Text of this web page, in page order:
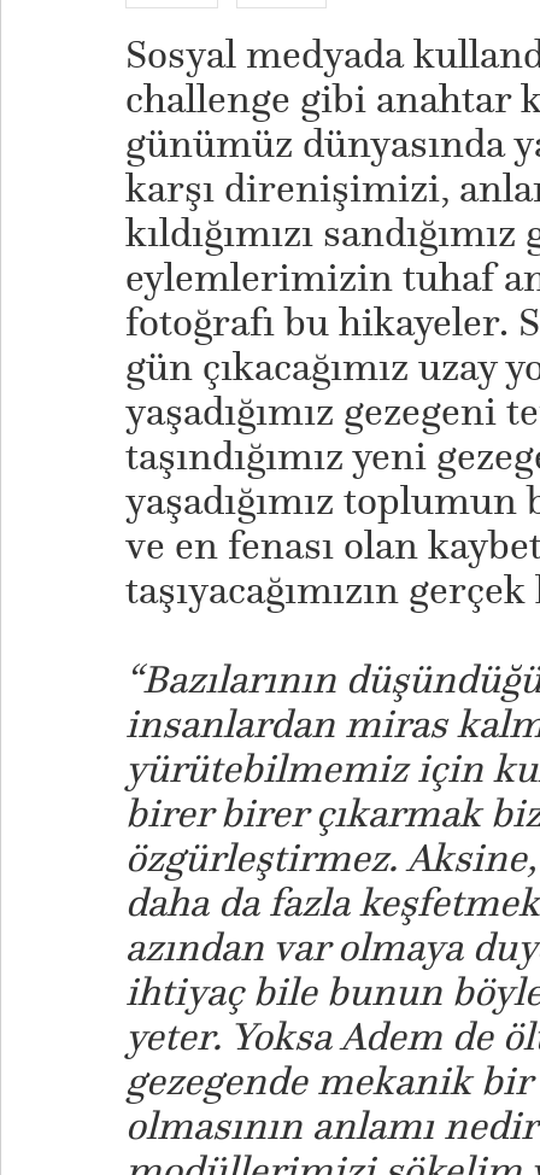
Sosyal medyada
challenge gibi anahtar
günümüz dünyasında
karşı direnişimizi,
kıldığımızı
eylemlerimizin tuhaf
fotoğrafı bu hikayeler.
gün çıkacağımız uzay
yaşadığımız
taşındığımız yeni
yaşadığımız toplumun
ve en fenası olan
taşıyacağımızın
“Bazılarının
insanlardan miras
yürütebilmemiz için
birer birer çıkarmak
özgürleştirmez.
daha da fazla
azından var olmaya
ihtiyaç bile bunun
yeter. Yoksa Adem de
gezegende mekanik
olmasının anlamı